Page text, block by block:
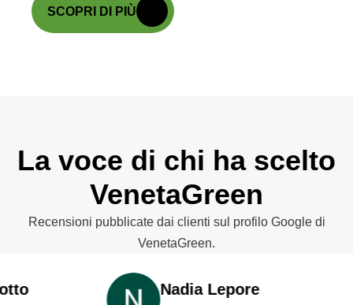
SCOPRI DI PIÙ
La voce di chi ha scelto
VenetaGreen
Recensioni pubblicate dai clienti sul profilo Google di
VenetaGreen.
Nadia Lepore